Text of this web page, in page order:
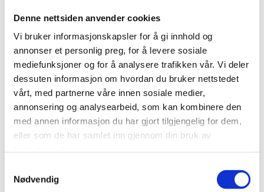
Denne nettsiden anvender cookies
Vi bruker informasjonskapsler for å gi innhold og
annonser et personlig preg, for å levere sosiale
mediefunksjoner og for å analysere trafikken vår. Vi deler
dessuten informasjon om hvordan du bruker nettstedet
vårt, med partnerne våre innen sosiale medier,
annonsering og analysearbeid, som kan kombinere den
med annen informasjon du har gjort tilgjengelig for dem,
eller som de har samlet inn gjennom din bruk av
Nødvendig